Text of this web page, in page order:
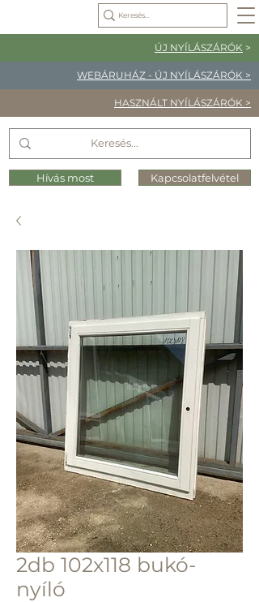
ÚJ NYÍLÁSZÁRÓK >
WEBÁRUHÁZ - ÚJ NYÍLÁSZÁRÓK >
HASZNÁLT NYÍLÁSZÁRÓK >
Hívás most Kapcsolatfelvétel
2db 102x118 bukó-
nyíló